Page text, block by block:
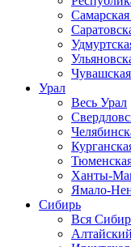
Самарская
Урал
Весь Урал
Ханты-
Ямало-
Сибирь
Вся